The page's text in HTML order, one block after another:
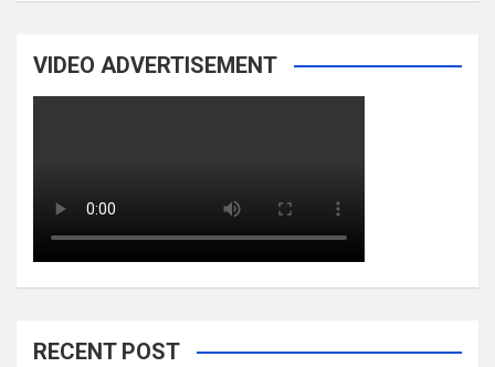
VIDEO ADVERTISEMENT
RECENT POST